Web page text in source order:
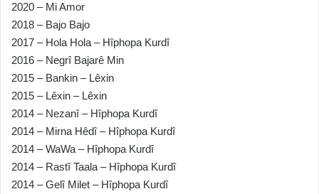
2020 – Mi Amor
2018 – Bajo Bajo
2017 – Hola Hola – Hîphopa Kurdî
2016 – Negrî Bajarê Min
2015 – Bankin – Lêxin
2015 – Lêxin – Lêxin
2014 – Nezanî – Hîphopa Kurdî
2014 – Mirna Hêdî – Hîphopa Kurdî
2014 – WaWa – Hîphopa Kurdî
2014 – Rastî Taala – Hîphopa Kurdî
2014 – Gelî Milet – Hîphopa Kurdî